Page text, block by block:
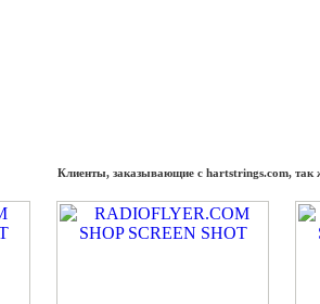
Клиенты, заказывающие с hartstrings.com, так